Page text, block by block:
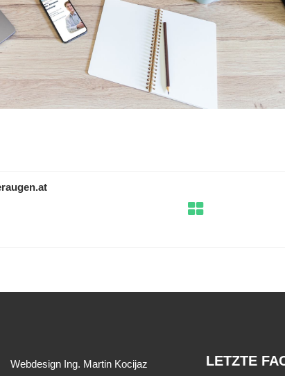
Webdesign Ing. Martin Kocijaz LETZTE